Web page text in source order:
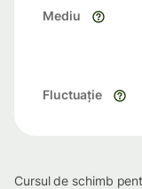
Mediu
Fluctuație
Cursul de schimb